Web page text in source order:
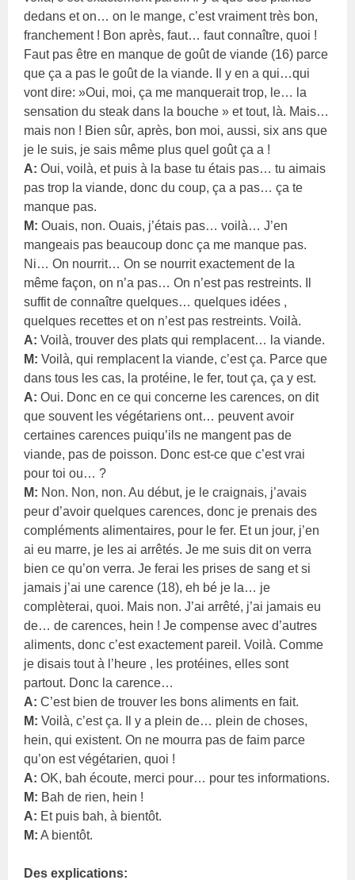
dedans et on… on le mange, c’est vraiment très bon,
franchement ! Bon après, faut… faut connaître, quoi !
Faut pas être en manque de goût de viande (16) parce
que ça a pas le goût de la viande. Il y en a qui…qui
vont dire: »Oui, moi, ça me manquerait trop, le… la
sensation du steak dans la bouche » et tout, là. Mais…
mais non ! Bien sûr, après, bon moi, aussi, six ans que
je le suis, je sais même plus quel goût ça a !
A: Oui, voilà, et puis à la base tu étais pas… tu aimais
pas trop la viande, donc du coup, ça a pas… ça te
manque pas.
M: Ouais, non. Ouais, j’étais pas… voilà… J’en
mangeais pas beaucoup donc ça me manque pas.
Ni… On nourrit… On se nourrit exactement de la
même façon, on n’a pas… On n’est pas restreints. Il
suffit de connaître quelques… quelques idées ,
quelques recettes et on n’est pas restreints. Voilà.
A: Voilà, trouver des plats qui remplacent… la viande.
M: Voilà, qui remplacent la viande, c’est ça. Parce que
dans tous les cas, la protéine, le fer, tout ça, ça y est.
A: Oui. Donc en ce qui concerne les carences, on dit
que souvent les végétariens ont… peuvent avoir
certaines carences puiqu’ils ne mangent pas de
viande, pas de poisson. Donc est-ce que c’est vrai
pour toi ou… ?
M: Non. Non, non. Au début, je le craignais, j’avais
peur d’avoir quelques carences, donc je prenais des
compléments alimentaires, pour le fer. Et un jour, j’en
ai eu marre, je les ai arrêtés. Je me suis dit on verra
bien ce qu’on verra. Je ferai les prises de sang et si
jamais j’ai une carence (18), eh bé je la… je
complèterai, quoi. Mais non. J’ai arrêté, j’ai jamais eu
de… de carences, hein ! Je compense avec d’autres
aliments, donc c’est exactement pareil. Voilà. Comme
je disais tout à l’heure , les protéines, elles sont
partout. Donc la carence…
A: C’est bien de trouver les bons aliments en fait.
M: Voilà, c’est ça. Il y a plein de… plein de choses,
hein, qui existent. On ne mourra pas de faim parce
qu’on est végétarien, quoi !
A: OK, bah écoute, merci pour… pour tes informations.
M: Bah de rien, hein !
A: Et puis bah, à bientôt.
M: A bientôt.
Des explications: